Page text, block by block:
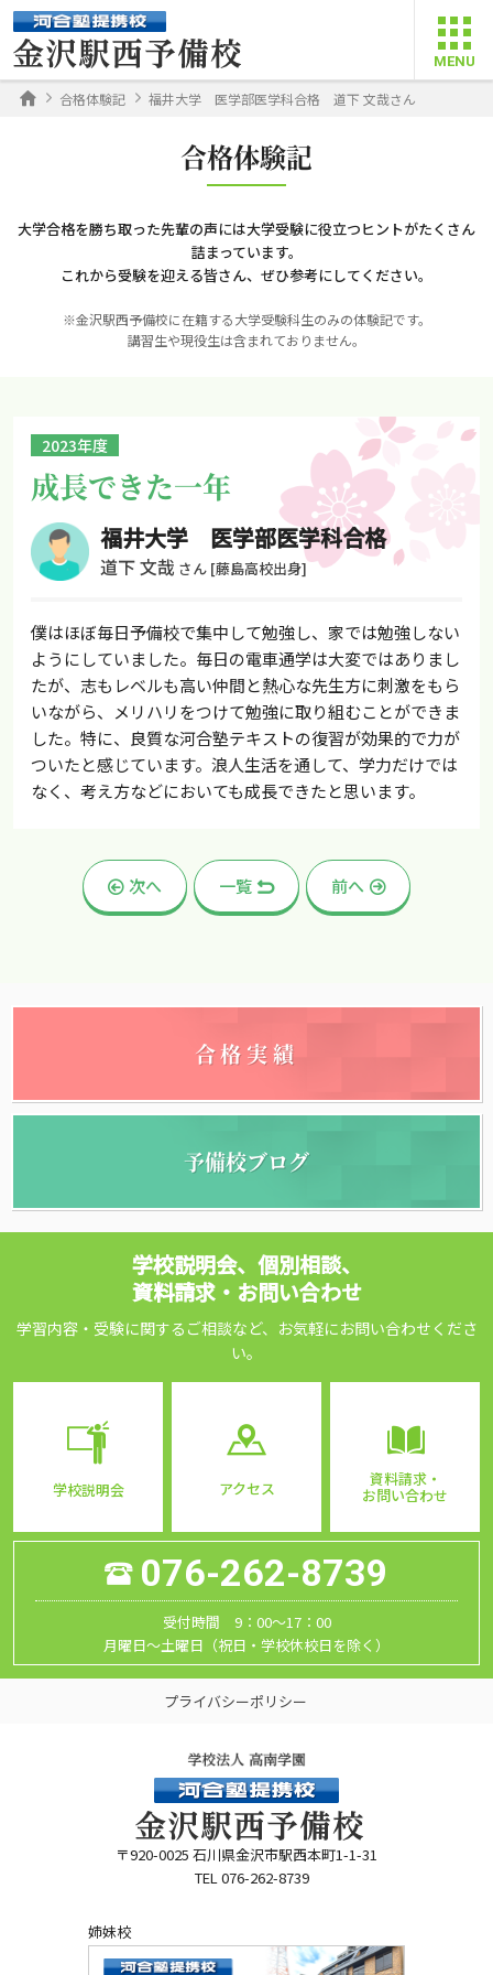
合格体験記 福井大学 医学部医学科合格 道下 文哉さん
合格体験記
大学合格を勝ち取った先輩の声には大学受験に役立つヒントがたくさん
詰まっています。
これから受験を迎える皆さん、ぜひ参考にしてください。
※金沢駅西予備校に在籍する大学受験科生のみの体験記です。
講習生や現役生は含まれておりません。
2023年度
成長できた一年
福井大学 医学部医学科合格
道下 文哉 さん [藤島高校出身]
僕はほぼ毎日予備校で集中して勉強し、家では勉強しない
ようにしていました。毎日の電車通学は大変ではありまし
たが、志もレベルも高い仲間と熱心な先生方に刺激をもら
いながら、メリハリをつけて勉強に取り組むことができま
した。特に、良質な河合塾テキストの復習が効果的で力が
ついたと感じています。浪人生活を通して、学力だけでは
なく、考え方などにおいても成長できたと思います。
次へ 一覧 前へ
合格実績
予備校ブログ
学校説明会、個別相談、
資料請求・お問い合わせ
学習内容・受験に関するご相談など、お気軽にお問い合わせくださ
い。
学校説明会 アクセス 資料請求・
お問い合わせ
076-262-8739
受付時間 9：00～17：00
月曜日～土曜日（祝日・学校休校日を除く）
プライバシーポリシー
〒920-0025 石川県金沢市駅西本町1-1-31
TEL 076-262-8739
姉妹校